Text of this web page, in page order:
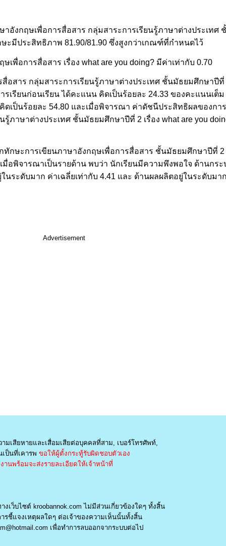
งกฤษเพื่อการสื่อสาร กลุ่มสาระการเรียนรู้ภาษาต่างประเทศ
ะมีประสิทธิภาพ 81.90/81.90 ซึ่งสูงกว่าเกณฑ์ที่กำหนดไว้
พื่อการสื่อสาร เรื่อง what are you doing? มีค่าเท่ากับ 0.70
สาร กลุ่มสาระการเรียนรู้ภาษาต่างประเทศ ชั้นมัธยมศึกษาปีที่
เรียนก่อนเรียน ได้คะแนน คิดเป็นร้อยละ 24.33 ของคะแนนเต็
เป็นร้อยละ 54.80 และเมื่อพิจารณา ค่าดัชนีประสิทธิผลของกา
ภาษาต่างประเทศ ชั้นมัธยมศึกษาปีที่ 2 เรื่อง what are you
กษะการเขียนภาษาอังกฤษเพื่อการสื่อสาร ชั้นมัธยมศึกษาปีที่ 2
อพิจารณาเป็นรายด้าน พบว่า นักเรียนมีความพึงพอใจ ด้านกร
นระดับมาก ค่าเฉลี่ยเท่ากับ 4.41 และ ด้านผลผลิตอยู่ในระดับมา
Advertisement
เสียหายและเสื่อมเสียต่อบุคคลที่สาม, เบอร์โทรศัพท์,
ป็นที่เคารพ ขอให้ผู้ตั้งกระทู้รับผิดชอบตัวเอง
นพร้อมจะส่งรายละเอียดให้เจ้าหน้าที่
ว็บไซต์ kroobannok.com ไม่มีส่วนเกี่ยวข้องใดๆ ทั้งสิ้น
ชี้แจงเหตุผลใดๆ ต่อเจ้าของความเห็นนั้นทั้งสิ้น
เพื่อทำการลบออกจากระบบต่อไป